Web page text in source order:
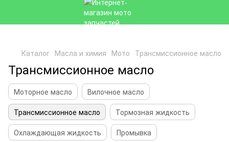
Каталог Масла и химия Мото Трансмиссионное масло
Трансмиссионное масло
Моторное масло
Вилочное масло
Трансмиссионное масло
Тормозная жидкость
Охлаждающая жидкость
Промывка